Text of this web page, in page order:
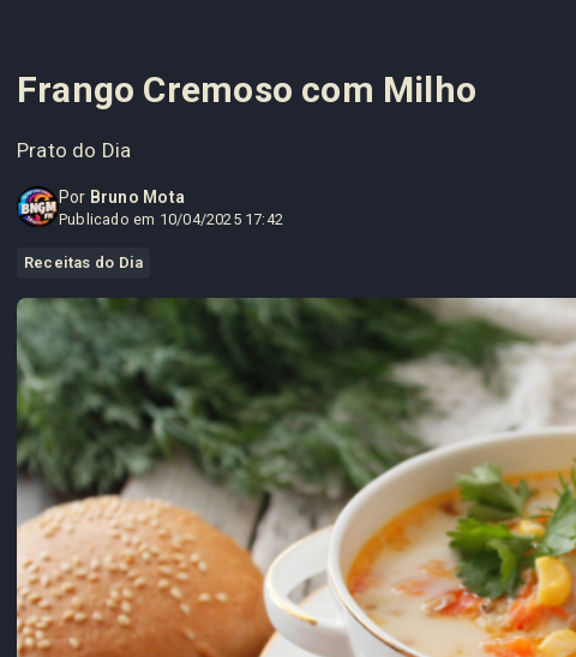
Frango Cremoso com Milho
Prato do Dia
Por Bruno Mota
Publicado em 10/04/2025 17:42
Receitas do Dia